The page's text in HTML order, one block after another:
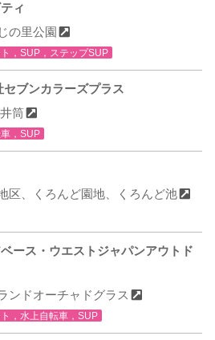
ィ
の里公園
，SUP，ステップSUP
ブンカラーズプラス
筒
，SUP
区、くろんど園地、くろんど池
ース・ウエストジャパンアウトド
ンドオーチャドグラス
，水上自転車，SUP